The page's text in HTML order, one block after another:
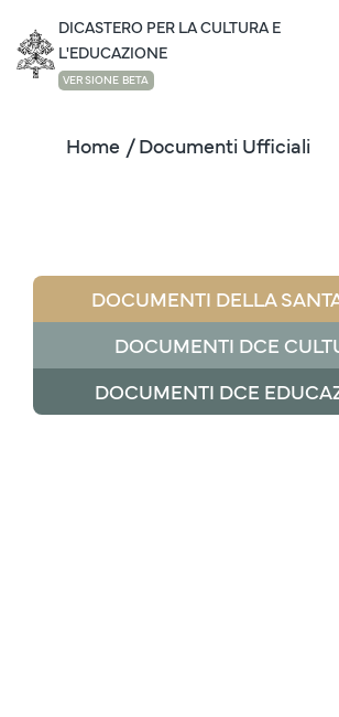
DICASTERO PER LA CULTURA E
L'EDUCAZIONE
VERSIONE BETA
Home / Documenti Ufficiali
DOCUMENTI DELLA
DOCUMENTI DCE
DOCUMENTI DCE